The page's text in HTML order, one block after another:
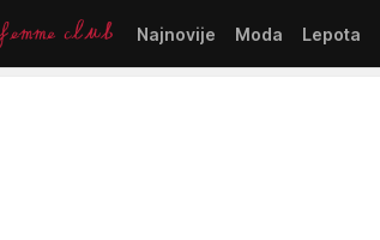
Najnovije Moda Lepota